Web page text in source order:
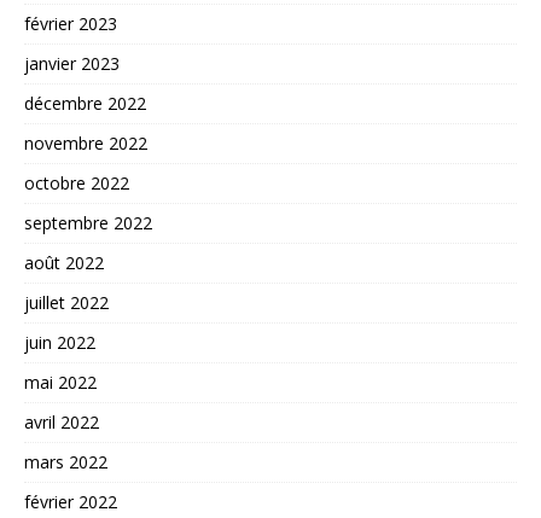
février 2023
janvier 2023
décembre 2022
novembre 2022
octobre 2022
septembre 2022
août 2022
juillet 2022
juin 2022
mai 2022
avril 2022
mars 2022
février 2022